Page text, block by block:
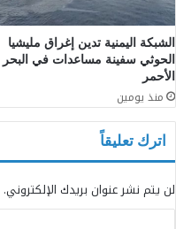
الشبكة اليمنية تدين إغراق مليشيا
الحوثي سفينة مساعدات في البحر
الأحمر
منذ يومين
اترك تعليقاً
لن يتم نشر عنوان بريدك الإلكتروني.